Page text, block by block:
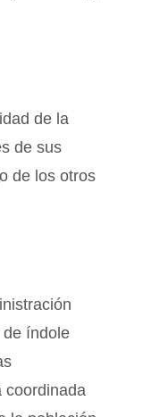
de la
de sus
de los otros
de índole
coordinada